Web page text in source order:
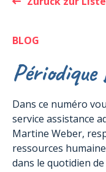
BLOG
Dans ce numéro
service assistance
Martine Weber,
ressources
dans le quotidien